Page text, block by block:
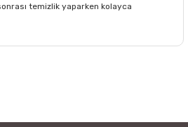
temizlik yaparken kolayca